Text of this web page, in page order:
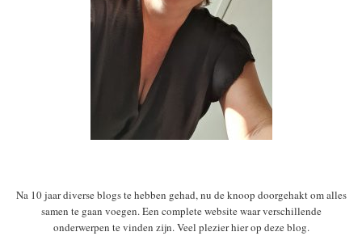
Na 10 jaar diverse blogs te hebben gehad, nu de knoop doorgehakt om alles
samen te gaan voegen. Een complete website waar verschillende
onderwerpen te vinden zijn. Veel plezier hier op deze blog.